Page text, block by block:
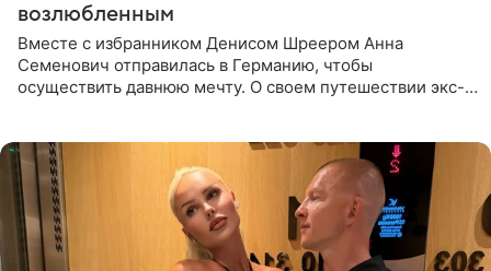
возлюбленным
Вместе с избранником Денисом Шреером Анна
Семенович отправилась в Германию, чтобы
осуществить давнюю мечту. О своем путешествии экс-